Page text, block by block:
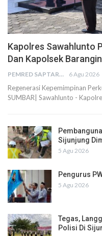
Kapolres Sawahlunto
Dan Kapolsek Barangin
PEMRED SAPTARIUS 6 Agu 2026
Regenerasi Kepemimpinan
SUMBAR| Sawahlunto -
Sijunjung
5 Agu 2026
Pengurus
5 Agu 2026
Tegas,
Polisi Di